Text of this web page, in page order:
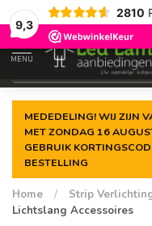
9,3
2810
Gegarandeerde de
MENU
MEDEDELING! WIJ ZIJN
MET ZONDAG 16
GEBRUIK
BESTELLING
Home / Strip
Lichtslang Accessoires